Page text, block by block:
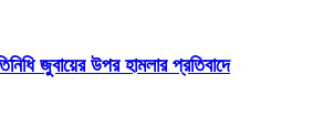
জুবায়ের উপর হামলার প্রতিবাদে